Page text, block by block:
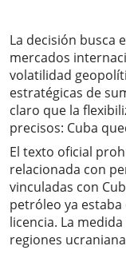
La decisión busca
mercados
volatilidad
estratégicas de
claro que la
precisos: Cuba
El texto oficial
relacionada con
vinculadas con
petróleo ya
licencia. La
regiones